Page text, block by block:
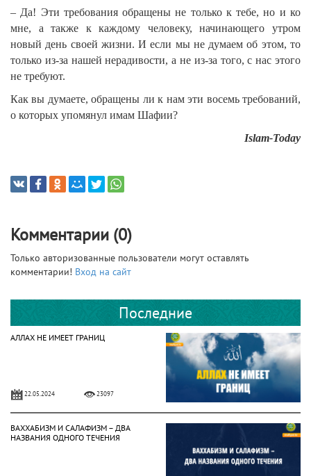
– Да! Эти требования обращены не только к тебе, но и ко
мне, а также к каждому человеку, начинающего утром
новый день своей жизни. И если мы не думаем об этом, то
только из-за нашей нерадивости, а не из-за того, с нас этого
не требуют.
Как вы думаете, обращены ли к нам эти восемь требований,
о которых упомянул имам Шафии?
Islam-Today
Комментарии (0)
Только авторизованные пользователи могут оставлять
комментарии! Вход на сайт
Последние
АЛЛАХ НЕ ИМЕЕТ ГРАНИЦ
22.05.2024 23097
ВАХХАБИЗМ И САЛАФИЗМ – ДВА
НАЗВАНИЯ ОДНОГО ТЕЧЕНИЯ